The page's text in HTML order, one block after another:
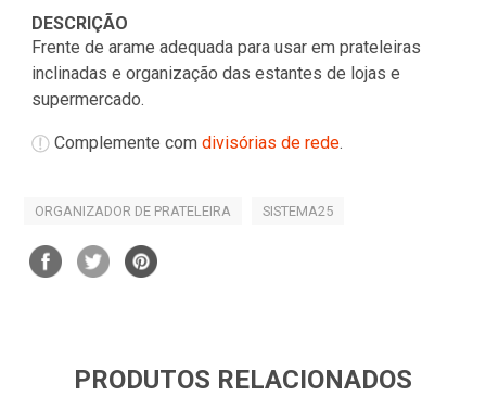
DESCRIÇÃO
Frente de arame adequada para usar em prateleiras
inclinadas e organização das estantes de lojas e
supermercado.
Complemente com divisórias de rede.
ORGANIZADOR DE PRATELEIRA SISTEMA25
PRODUTOS RELACIONADOS